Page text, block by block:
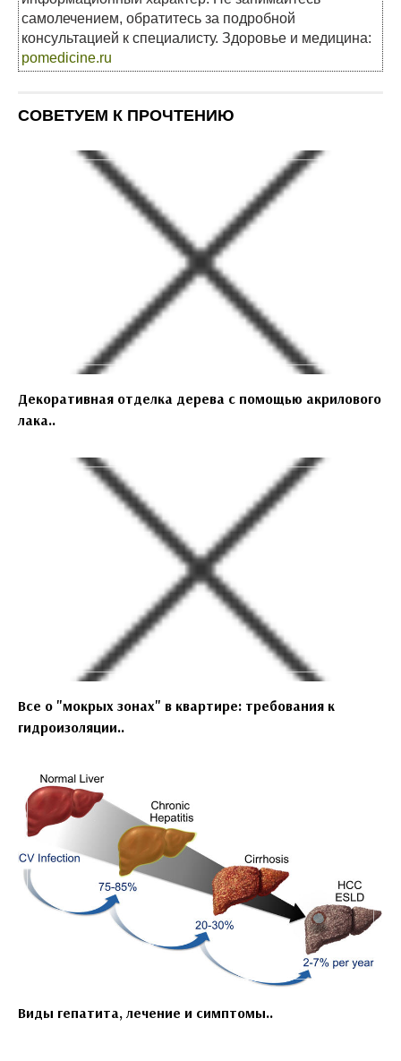
самолечением, обратитесь за подробной
консультацией к специалисту. Здоровье и медицина:
pomedicine.ru
СОВЕТУЕМ К ПРОЧТЕНИЮ
Декоративная отделка дерева с помощью акрилового
лака..
Все о "мокрых зонах" в квартире: требования к
гидроизоляции..
Виды гепатита, лечение и симптомы..